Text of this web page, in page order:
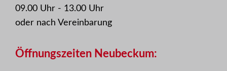
09.00 Uhr - 13.00 Uhr
oder nach Vereinbarung
Öffnungszeiten Neubeckum: